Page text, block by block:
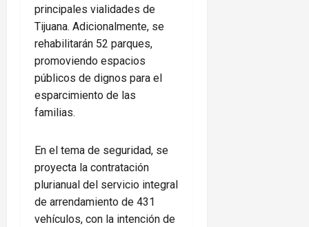
principales vialidades de
Tijuana. Adicionalmente, se
rehabilitarán 52 parques,
promoviendo espacios
públicos de dignos para el
esparcimiento de las
familias.
En el tema de seguridad, se
proyecta la contratación
plurianual del servicio integral
de arrendamiento de 431
vehículos, con la intención de